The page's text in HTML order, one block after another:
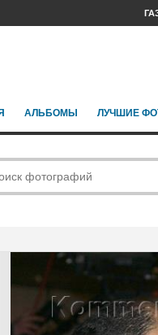
АЛЬБОМЫ ЛУЧШИЕ